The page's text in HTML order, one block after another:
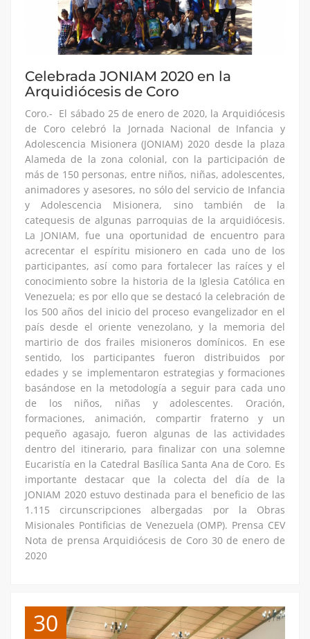
Celebrada JONIAM 2020 en la
Arquidiócesis de Coro
Coro.- El sábado 25 de enero de 2020, la Arquidiócesis
de Coro celebró la Jornada Nacional de Infancia y
Adolescencia Misionera (JONIAM) 2020 desde la plaza
Alameda de la zona colonial, con la participación de
más de 150 personas, entre niños, niñas, adolescentes,
animadores y asesores, no sólo del servicio de Infancia
y Adolescencia Misionera, sino también de la
catequesis de algunas parroquias de la arquidiócesis.
La JONIAM, fue una oportunidad de encuentro para
acrecentar el espíritu misionero en cada uno de los
participantes, así como para fortalecer las raíces y el
conocimiento sobre la historia de la Iglesia Católica en
Venezuela; es por ello que se destacó la celebración de
los 500 años del inicio del proceso evangelizador en el
país desde el oriente venezolano, y la memoria del
martirio de dos frailes misioneros domínicos. En ese
sentido, los participantes fueron distribuidos por
edades y se implementaron estrategias y formaciones
basándose en la metodología a seguir para cada uno
de los niños, niñas y adolescentes. Oración,
formaciones, animación, compartir fraterno y un
pequeño agasajo, fueron algunas de las actividades
dentro del itinerario, para finalizar con una solemne
Eucaristía en la Catedral Basílica Santa Ana de Coro. Es
importante destacar que la colecta del día de la
JONIAM 2020 estuvo destinada para el beneficio de las
1.115 circunscripciones albergadas por la Obras
Misionales Pontificias de Venezuela (OMP). Prensa CEV
Nota de prensa Arquidiócesis de Coro 30 de enero de
2020
30